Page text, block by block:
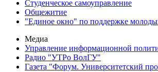
Студенческое самоуправление
Общежитие
"Единое окно" по поддержке
Медиа
Управление информационной
Радио "УТРо ВолГУ"
Газета "Форум. Университетский